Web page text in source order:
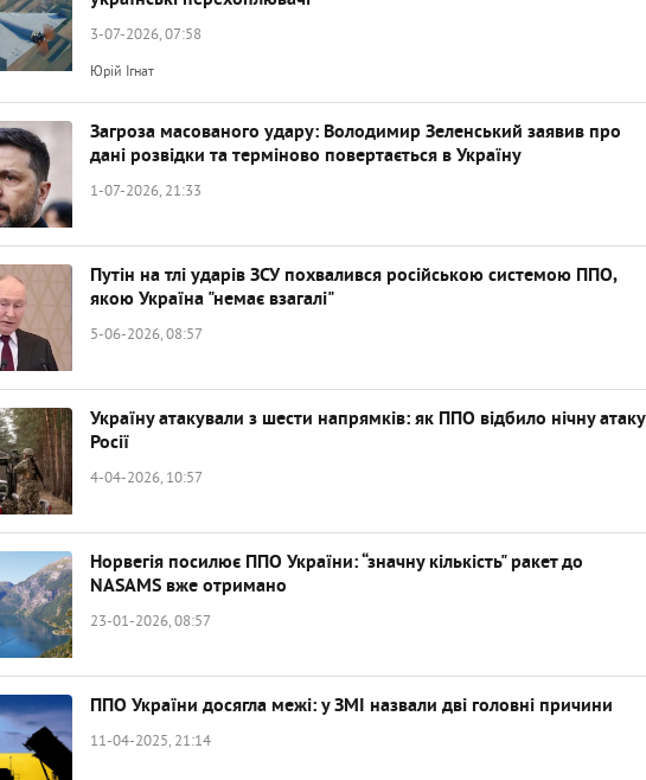
3-07-2026, 07:58
Юрій Ігнат
Загроза масованого удару: Володимир Зеленський заявив про
дані розвідки та терміново повертається в Україну
1-07-2026, 21:33
Путін на тлі ударів ЗСУ похвалився російською системою ППО,
якою Україна "немає взагалі"
5-06-2026, 08:57
Україну атакували з шести напрямків: як ППО відбило нічну атаку
Росії
4-04-2026, 10:57
Норвегія посилює ППО України: “значну кількість" ракет до
NASAMS вже отримано
23-01-2026, 08:57
ППО України досягла межі: у ЗМІ назвали дві головні причини
11-04-2025, 21:14